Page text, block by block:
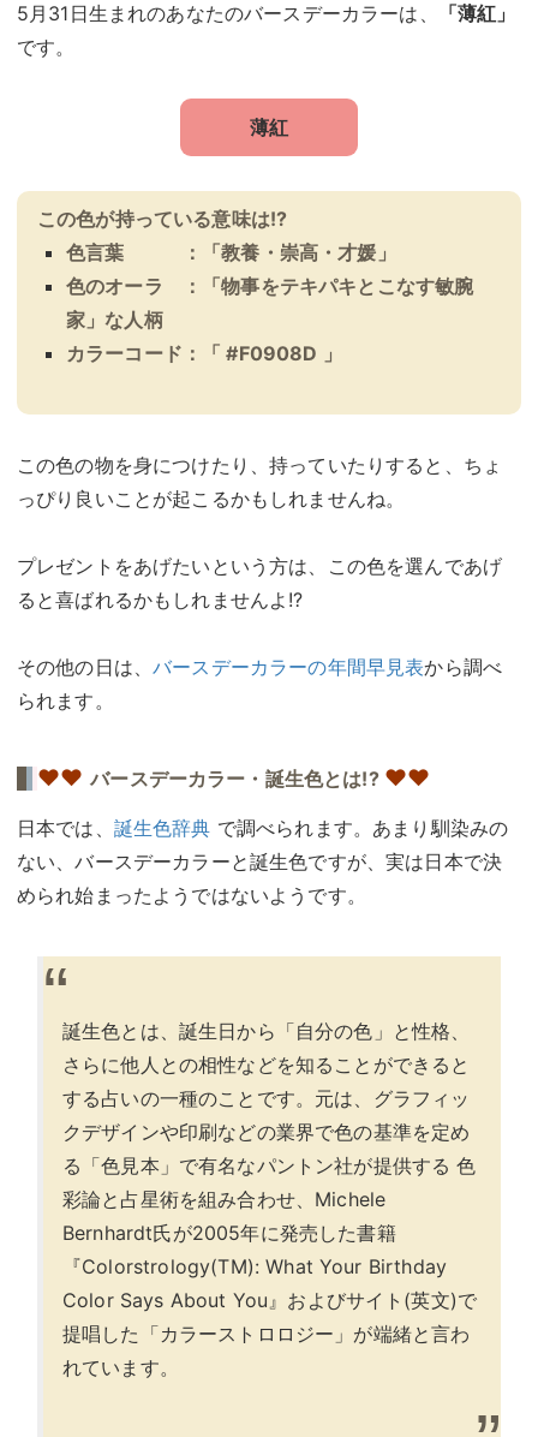
5月31日生まれのあなたのバースデーカラーは、
「薄紅」
です。
薄紅
この色が持っている意味は!?
色言葉 ：「教養・崇高・才媛」
色のオーラ ：「物事をテキパキとこなす敏腕
家」な人柄
カラーコード：「 #F0908D 」
この色の物を身につけたり、持っていたりすると、ちょ
っぴり良いことが起こるかもしれませんね。
プレゼントをあげたいという方は、この色を選んであげ
ると喜ばれるかもしれませんよ!?
その他の日は、バースデーカラーの年間早見表から調べ
られます。
♥♥ バースデーカラー・誕生色とは!? ♥♥
日本では、 誕生色辞典 で調べられます。あまり馴染みの
ない、バースデーカラーと誕生色ですが、実は日本で決
められ始まったようではないようです。
誕生色とは、誕生日から「自分の色」と性格、
さらに他人との相性などを知ることができると
する占いの一種のことです。元は、グラフィッ
クデザインや印刷などの業界で色の基準を定め
る「色見本」で有名なパントン社が提供する 色
彩論と占星術を組み合わせ、Michele
Bernhardt氏が2005年に発売した書籍
『Colorstrology(TM): What Your Birthday
Color Says About You』およびサイト(英文)で
提唱した「カラーストロロジー」が端緒と言わ
れています。